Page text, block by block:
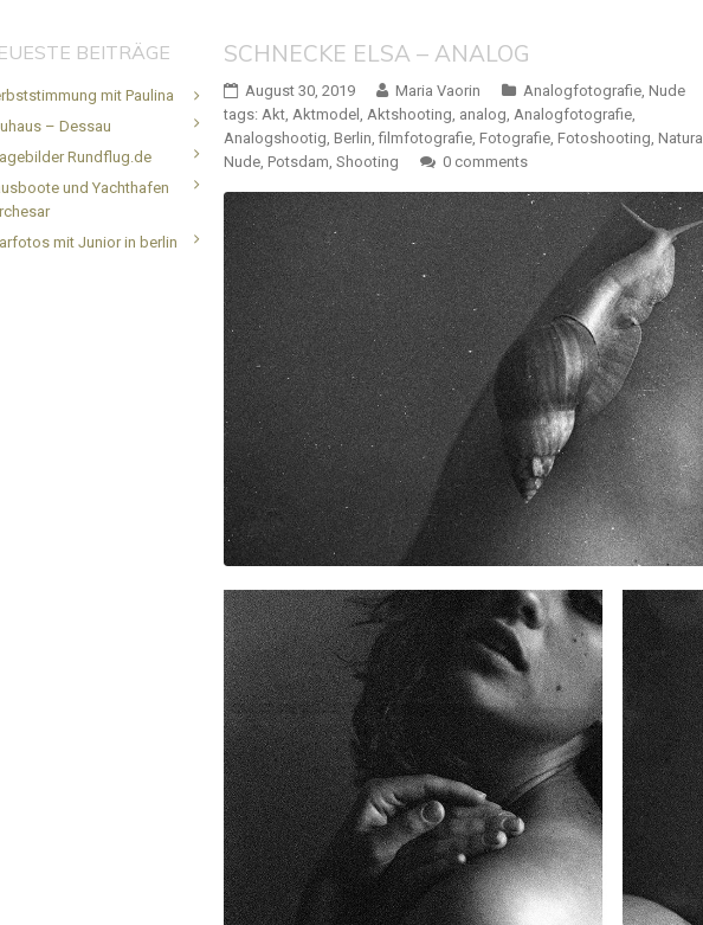
SCHNECKE ELSA – ANALOG
August 30, 2019 Maria Vaorin Analogfotografie, Nude
tags: Akt, Aktmodel , Aktshooting, analog, Analogfotografie,
Analogshootig, Berlin,filmfotografie, Fotografie, Fotoshooting, Natural
Nude, Potsdam, Shooting 0 comments
BEITRÄGE
mit Paulina
– Dessau
Rundflug.de
und Yachthafen
mit Junior in berlin